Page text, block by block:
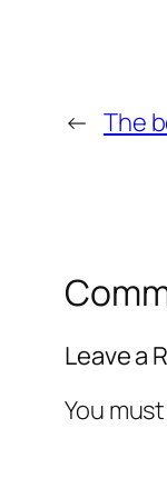
← The
Leave a
You